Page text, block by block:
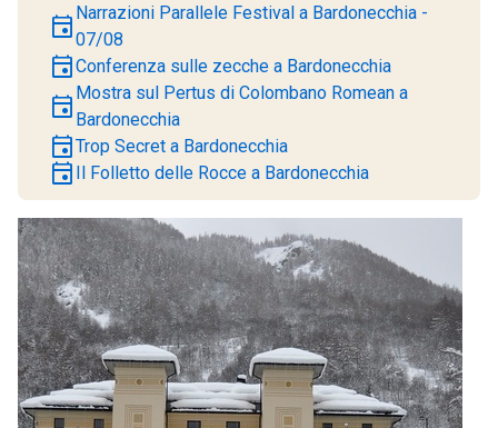
event Narrazioni Parallele Festival a Bardonecchia -
07/08
eventConferenza sulle zecche a Bardonecchia
event Mostra sul Pertus di Colombano Romean a
Bardonecchia
eventTrop Secret a Bardonecchia
event Il Folletto delle Rocce a Bardonecchia